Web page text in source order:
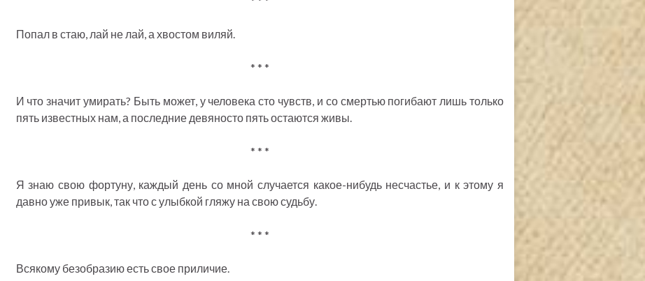
Попал в стаю, лай не лай, а хвостом виляй.
* * *
И что значит умирать? Быть может, у человека сто чувств, и со смертью погибают лишь только
пять известных нам, а последние девяносто пять остаются живы.
* * *
Я знаю свою фортуну, каждый день со мной случается какое-нибудь несчастье, и к этому я
давно уже привык, так что с улыбкой гляжу на свою судьбу.
* * *
Всякому безобразию есть свое приличие.